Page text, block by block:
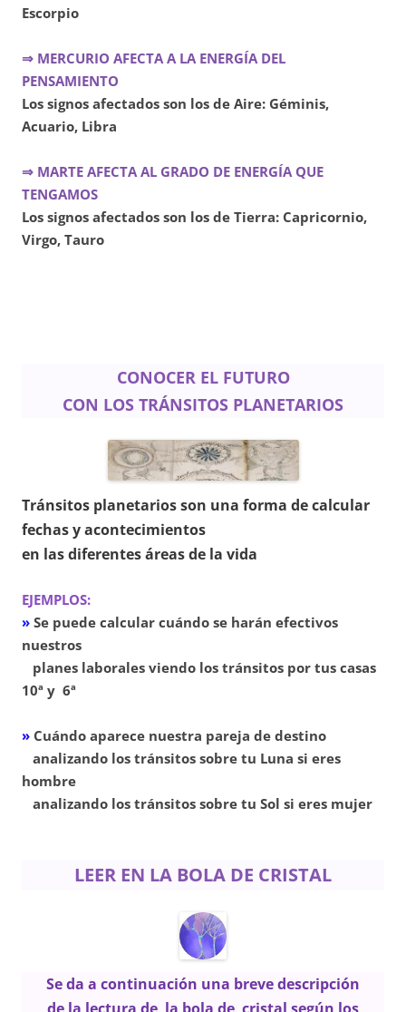
Escorpio
⇒ MERCURIO AFECTA A LA ENERGÍA DEL
PENSAMIENTO
Los signos afectados son los de Aire: Géminis,
Acuario, Libra
⇒ MARTE AFECTA AL GRADO DE ENERGÍA QUE
TENGAMOS
Los signos afectados son los de Tierra: Capricornio,
Virgo, Tauro
CONOCER EL FUTURO
CON LOS TRÁNSITOS PLANETARIOS
Tránsitos planetarios son una forma de calcular
fechas y acontecimientos
en las diferentes áreas de la vida
EJEMPLOS:
» Se puede calcular cuándo se harán efectivos
nuestros
planes laborales viendo los tránsitos por tus casas
10ª y 6ª
» Cuándo aparece nuestra pareja de destino
analizando los tránsitos sobre tu Luna si eres
hombre
analizando los tránsitos sobre tu Sol si eres mujer
LEER EN LA BOLA DE CRISTAL
Se da a continuación una breve descripción